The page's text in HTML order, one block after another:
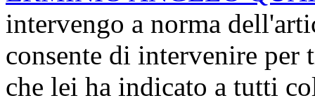
intervengo a norma
consente di intervenire per
che lei ha indicato a tutti